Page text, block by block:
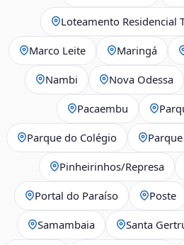
Loteamento Residencial
Marco Leite Maringá
Nambi Nova Odessa
Pacaembu
Parque do Colégio
Pinheirinhos/Represa
Portal do Paraíso Poste
Samambaia Santa